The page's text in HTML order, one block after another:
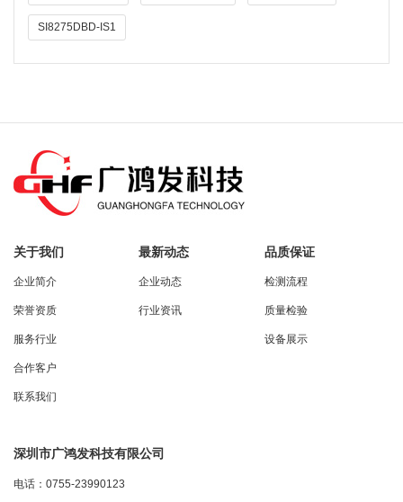
SI8275DBD-IS1
关于我们
企业简介
荣誉资质
服务行业
合作客户
联系我们
最新动态
企业动态
行业资讯
品质保证
检测流程
质量检验
设备展示
深圳市广鸿发科技有限公司
电话：0755-23990123